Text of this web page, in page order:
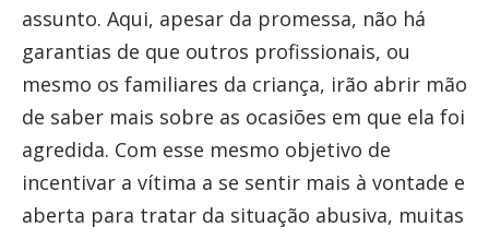
assunto. Aqui, apesar da promessa, não há
garantias de que outros profissionais, ou
mesmo os familiares da criança, irão abrir mão
de saber mais sobre as ocasiões em que ela foi
agredida. Com esse mesmo objetivo de
incentivar a vítima a se sentir mais à vontade e
aberta para tratar da situação abusiva, muitas